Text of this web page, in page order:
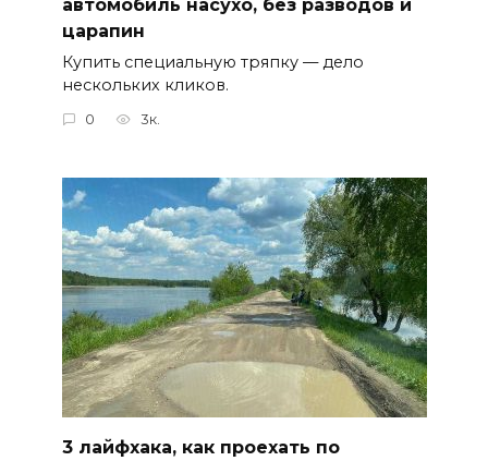
царапин
Купить специальную тряпку — дело
нескольких кликов.
0 3к.
3 лайфхака, как проехать по